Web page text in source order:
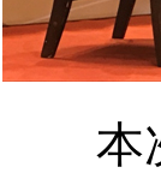
本次